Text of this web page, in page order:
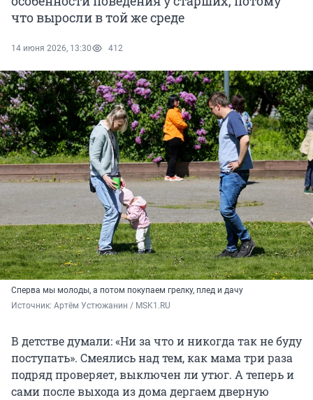
что выросли в той же среде
14 июня 2026, 13:30 412
Сперва мы молоды, а потом покупаем грелку, плед и дачу
Источник: Артём Устюжанин / MSK1.RU
В детстве думали: «Ни за что и никогда так не буду
поступать». Смеялись над тем, как мама три раза
подряд проверяет, выключен ли утюг. А теперь и
сами после выхода из дома дергаем дверную